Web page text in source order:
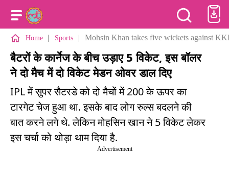
Home | Sports | Mohsin Khan takes five wickets against
बैटरों के कार्नेज के बीच उड़ाए 5 विकेट, इस बॉलर
ने दो मैच में दो विकेट मेडन ओवर डाल दिए
IPL में सुपर सैटरडे को दो मैचों में 200 के ऊपर का
टारगेट चेज हुआ था. इसके बाद लोग रुल्स बदलने की
बात करने लगे थे. लेकिन मोहसिन खान ने 5 विकेट लेकर
इस चर्चा को थोड़ा थाम दिया है.
Advertisement